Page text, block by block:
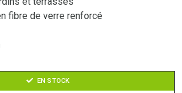
fibre de verre renforcé
EN STOCK